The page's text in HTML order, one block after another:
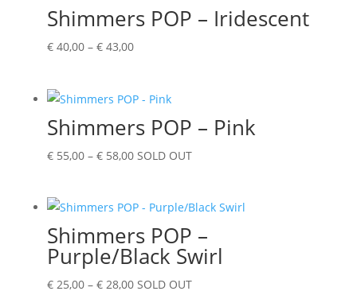
Shimmers POP – Iridescent
€40,00 – €43,00Prijsklasse:
€ 43,00
Shimmers POP – Pink
€55,00 – €58,00Prijsklasse:
€ 58,00
SOLD OUT
Shimmers POP –
Purple/Black Swirl
€25,00 – €28,00Prijsklasse:
SOLD OUT